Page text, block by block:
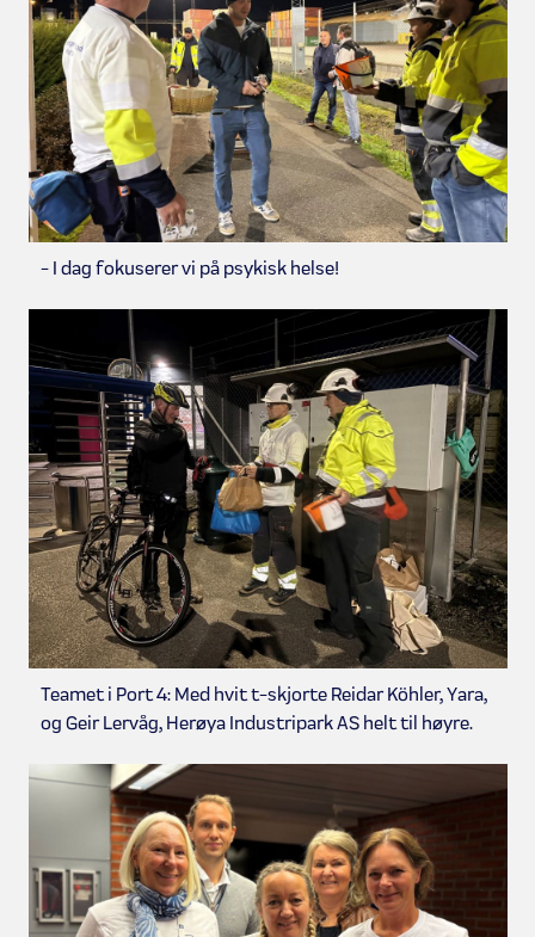
- I dag fokuserer vi på psykisk helse!
Teamet i Port 4: Med hvit t-skjorte Reidar Köhler, Yara,
og Geir Lervåg, Herøya Industripark AS helt til høyre.